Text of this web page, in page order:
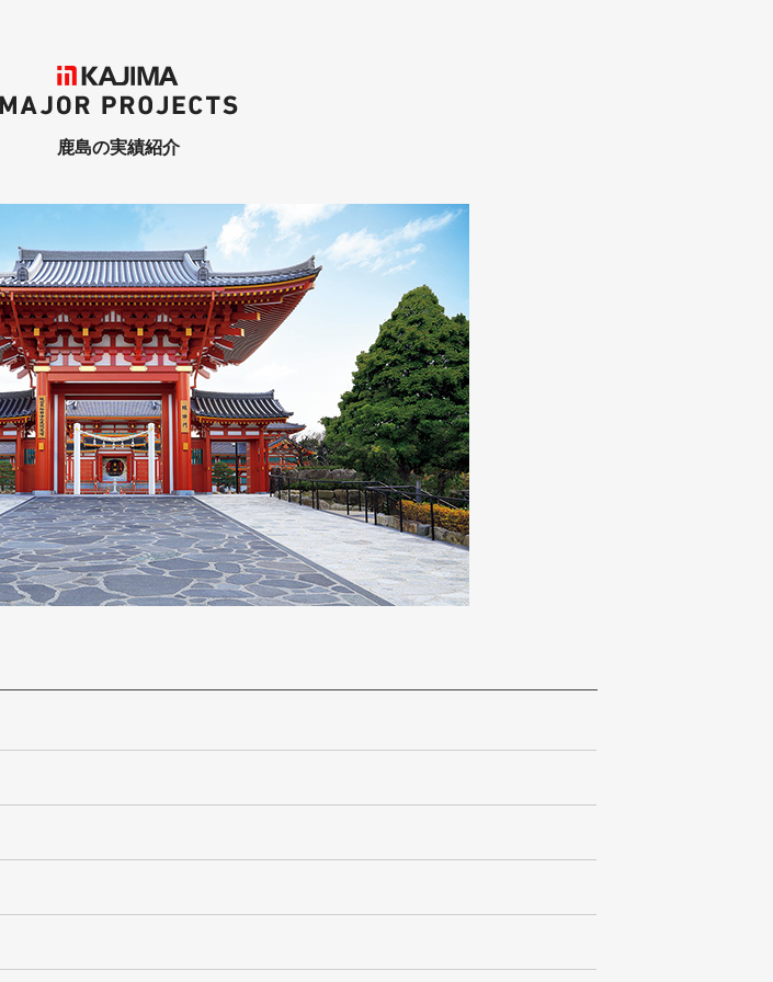
KAJIMA
鹿島の実績紹介